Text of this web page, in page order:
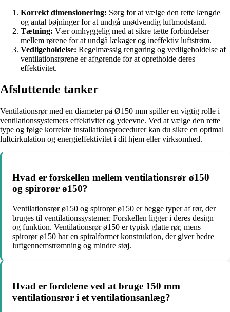
Korrekt dimensionering: Sørg for at vælge den rette længde
og antal bøjninger for at undgå unødvendig luftmodstand.
Tætning: Vær omhyggelig med at sikre tætte forbindelser
mellem rørene for at undgå lækager og ineffektiv luftstrøm.
Vedligeholdelse: Regelmæssig rengøring og vedligeholdelse af
ventilationsrørene er afgørende for at opretholde deres
effektivitet.
Afsluttende tanker
Ventilationsrør med en diameter på Ø150 mm spiller en vigtig rolle i
ventilationssystemers effektivitet og ydeevne. Ved at vælge den rette
type og følge korrekte installationsprocedurer kan du sikre en optimal
luftcirkulation og energieffektivitet i dit hjem eller virksomhed.
Hvad er forskellen mellem ventilationsrør ø150
og spirorør ø150?
Ventilationsrør ø150 og spirorør ø150 er begge typer af rør, der
bruges til ventilationssystemer. Forskellen ligger i deres design
og funktion. Ventilationsrør ø150 er typisk glatte rør, mens
spirorør ø150 har en spiralformet konstruktion, der giver bedre
luftgennemstrømning og mindre støj.
Hvad er fordelene ved at bruge 150 mm
ventilationsrør i et ventilationsanlæg?